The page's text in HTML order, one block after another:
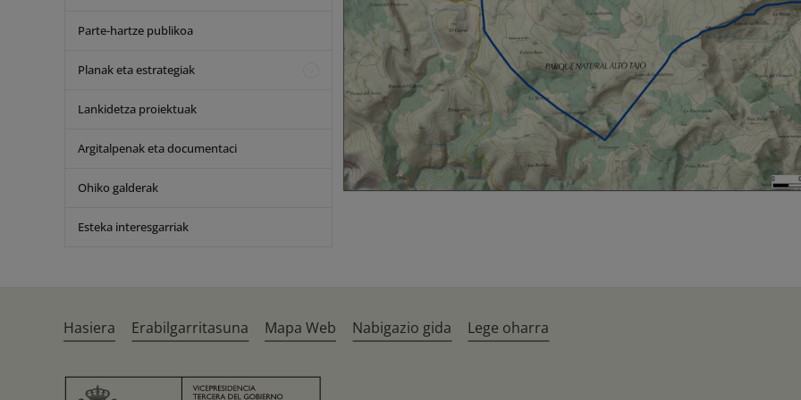
Parte-hartze publikoa
Planak eta estrategiak
Lankidetza proiektuak
Argitalpenak eta documentaci
Ohiko galderak
Esteka interesgarriak
Hasiera Erabilgarritasuna Mapa Web Nabigazio gida Lege oharra